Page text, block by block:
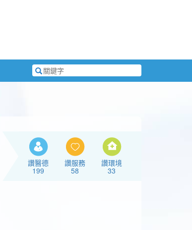
搜
尋
讚醫德
199
讚服務
58
讚環境
33